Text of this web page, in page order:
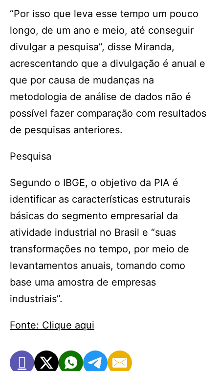
“Por isso que leva esse tempo um pouco
longo, de um ano e meio, até conseguir
divulgar a pesquisa”, disse Miranda,
acrescentando que a divulgação é anual e
que por causa de mudanças na
metodologia de análise de dados não é
possível fazer comparação com resultados
de pesquisas anteriores.
Pesquisa
Segundo o IBGE, o objetivo da PIA é
identificar as características estruturais
básicas do segmento empresarial da
atividade industrial no Brasil e “suas
transformações no tempo, por meio de
levantamentos anuais, tomando como
base uma amostra de empresas
industriais”.
Fonte: Clique aqui